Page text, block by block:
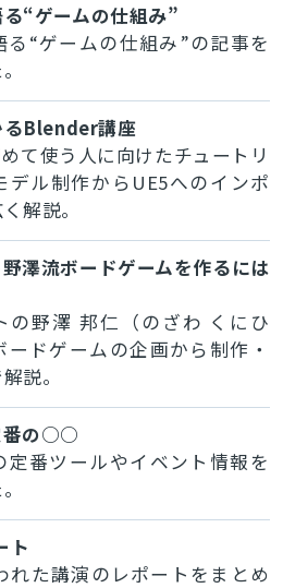
“ゲームの仕組み”
る“ゲームの仕組み”の記事を
るBlender講座
て使う人に向けたチュートリ
デル制作からUE5へのインポ
解説。
澤流ボードゲームを作るには
の野澤 邦仁（のざわ くにひ
ードゲームの企画から制作・
説。
番の○○
定番ツールやイベント情報を
ト
れた講演のレポートをまとめ